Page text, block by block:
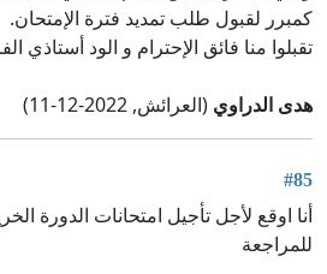
كمبرر لقبول طلب تمديد فترة الإمتحان.
تقبلوا منا فائق الإحترام و الود أستاذي
هدى الدراوي (العرائش, 2022-12-11)
#85
أنا اوقع لأجل تأجيل امتحانات الدورة
للمراجعة